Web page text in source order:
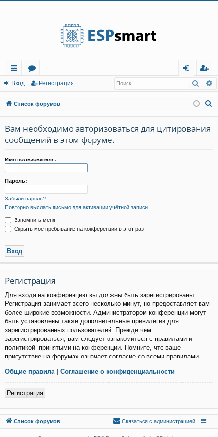
с
ы
лк
и
о
ру
м
ы
д
г
ис
тр
ац
Вход Регистрация
Список форумов
Вам необходимо авторизоваться для цитирования
сообщений в этом форуме.
Имя пользователя:
Пароль:
Забыли пароль?
Повторно выслать письмо для активации учётной записи
Запомнить меня
Скрыть моё пребывание на конференции в этот раз
Регистрация
Для входа на конференцию вы должны быть зарегистрированы.
Регистрация занимает всего несколько минут, но предоставляет вам
более широкие возможности. Администратором конференции могут
быть установлены также дополнительные привилегии для
зарегистрированных пользователей. Прежде чем
зарегистрироваться, вам следует ознакомиться с правилами и
политикой, принятыми на конференции. Помните, что ваше
присутствие на форумах означает согласие со всеми правилами.
Общие правила | Соглашение о конфиденциальности
Регистрация
Список форумов
Связаться с
Связаться с администрацией